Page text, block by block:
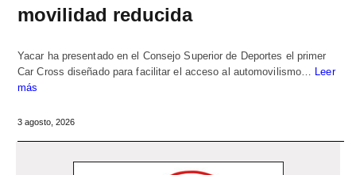
movilidad reducida
Yacar ha presentado en el Consejo Superior de Deportes el primer
Car Cross diseñado para facilitar el acceso al automovilismo…
Leer
más
3 agosto, 2026